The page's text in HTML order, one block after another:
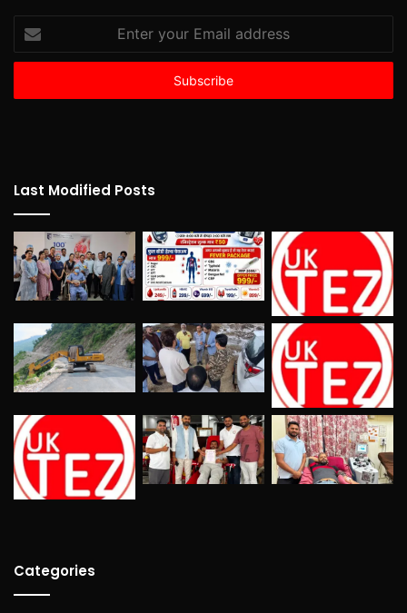
Enter
your
Email
Last Modified Posts
Categories